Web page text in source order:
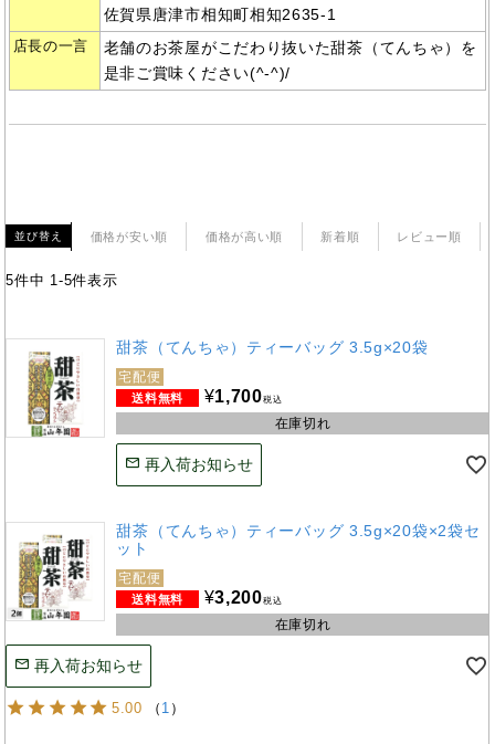
佐賀県唐津市相知町相知2635-1
店長の一言
老舗のお茶屋がこだわり抜いた甜茶（てんちゃ）を
是非ご賞味ください(^-^)/
並び替え 価格が安い順 価格が高い順 新着順 レビュー順
5件中 1 -5件表示
甜茶（てんちゃ）ティーバッグ 3.5g×20袋
宅配便
¥1,700税込
在庫切れ
再入荷お知らせ
甜茶（てんちゃ）ティーバッグ 3.5g×20袋×2袋セ
ット
宅配便
¥3,200税込
在庫切れ
再入荷お知らせ
5.00 （ 1 ）